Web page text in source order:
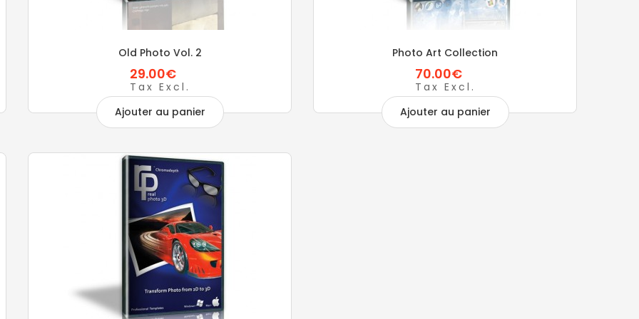
Old Photo Vol. 2
29.00€
Tax Excl.
Ajouter au panier
Photo Art Collection
70.00€
Tax Excl.
Ajouter au panier